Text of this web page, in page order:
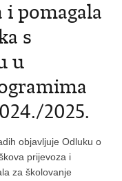
pomagala
s
u
2025.
objavljuje Odluku o
prijevoza i
za školovanje